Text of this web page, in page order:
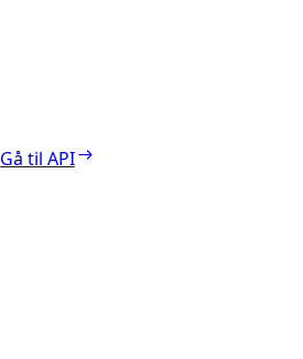
Gå til API